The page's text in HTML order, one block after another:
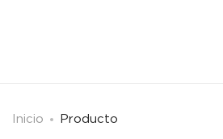
Inicio Producto